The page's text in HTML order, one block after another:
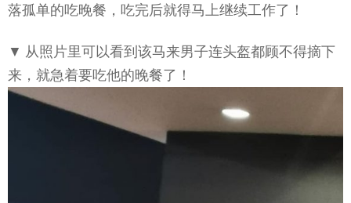
落孤单的吃晚餐，吃完后就得马上继续工作了！
▼ 从照片里可以看到该马来男子连头盔都顾不得摘下
来，就急着要吃他的晚餐了！